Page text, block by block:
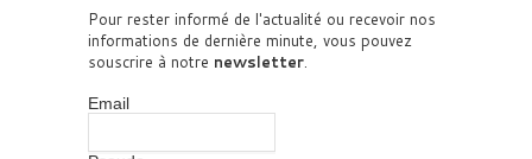
Pour rester informé de l'actualité ou recevoir nos
informations de dernière minute, vous pouvez
souscrire à notre newsletter.
Email